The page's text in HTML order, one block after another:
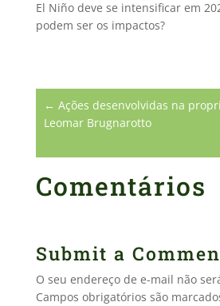
El Niño deve se intensificar em
podem ser os impactos?
← Ações desenvolvidas na
Leomar Brugnarotto
Comentários
Submit a
O seu endereço de e-mail não
Campos obrigatórios são